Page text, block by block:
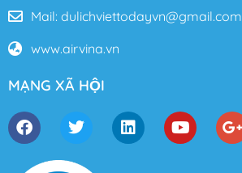
Mail: dulichviettodayvn@gmail.com
www.airvina.vn
MẠNG XÃ HỘI